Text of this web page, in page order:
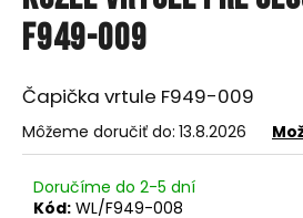
0,0
z
hviezdičiek.
F949-009
Čapička vrtule F949-009
Môžeme doručiť do: 13.8.2026
Doručíme do 2-5 dní
Kód: WL/F949-008
á
j
s
?